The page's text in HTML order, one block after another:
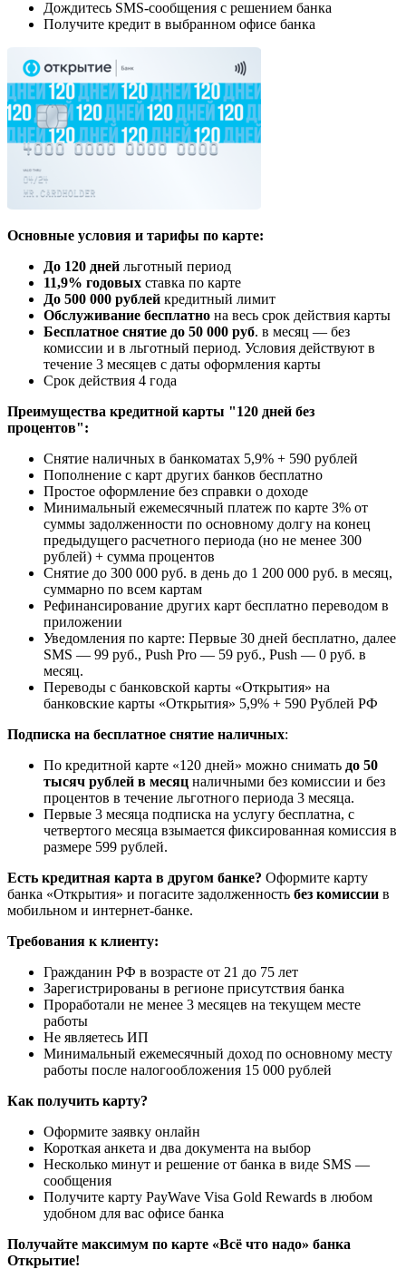
Дождитесь SMS-сообщения с решением банка
Получите кредит в выбранном офисе банка
Основные условия и тарифы по карте:
До 120 дней льготный период
11,9% годовых ставка по карте
До 500 000 рублей кредитный лимит
Обслуживание бесплатно на весь срок действия карты
Бесплатное снятие до 50 000 руб. в месяц — без
комиссии и в льготный период. Условия действуют в
течение 3 месяцев с даты оформления карты
Срок действия 4 года
Преимущества кредитной карты "120 дней без
процентов":
Снятие наличных в банкоматах 5,9% + 590 рублей
Пополнение с карт других банков бесплатно
Простое оформление без справки о доходе
Минимальный ежемесячный платеж по карте 3% от
суммы задолженности по основному долгу на конец
предыдущего расчетного периода (но не менее 300
рублей) + сумма процентов
Снятие до 300 000 руб. в день до 1 200 000 руб. в месяц,
суммарно по всем картам
Рефинансирование других карт бесплатно переводом в
приложении
Уведомления по карте: Первые 30 дней бесплатно, далее
SMS — 99 руб., Push Pro — 59 руб., Push — 0 руб. в
месяц.
Переводы с банковской карты «Открытия» на
банковские карты «Открытия» 5,9% + 590 Рублей РФ
Подписка на бесплатное снятие наличных:
По кредитной карте «120 дней» можно снимать до 50
тысяч рублей в месяц наличными без комиссии и без
процентов в течение льготного периода 3 месяца.
Первые 3 месяца подписка на услугу бесплатна, с
четвертого месяца взымается фиксированная комиссия в
размере 599 рублей.
Есть кредитная карта в другом банке? Оформите карту
банка «Открытия» и погасите задолженность без комиссии в
мобильном и интернет-банке.
Требования к клиенту:
Гражданин РФ в возрасте от 21 до 75 лет
Зарегистрированы в регионе присутствия банка
Проработали не менее 3 месяцев на текущем месте
работы
Не являетесь ИП
Минимальный ежемесячный доход по основному месту
работы после налогообложения 15 000 рублей
Как получить карту?
Оформите заявку онлайн
Короткая анкета и два документа на выбор
Несколько минут и решение от банка в виде SMS —
сообщения
Получите карту PayWave Visa Gold Rewards в любом
удобном для вас офисе банка
Получайте максимум по карте «Всё что надо» банка
Открытие!